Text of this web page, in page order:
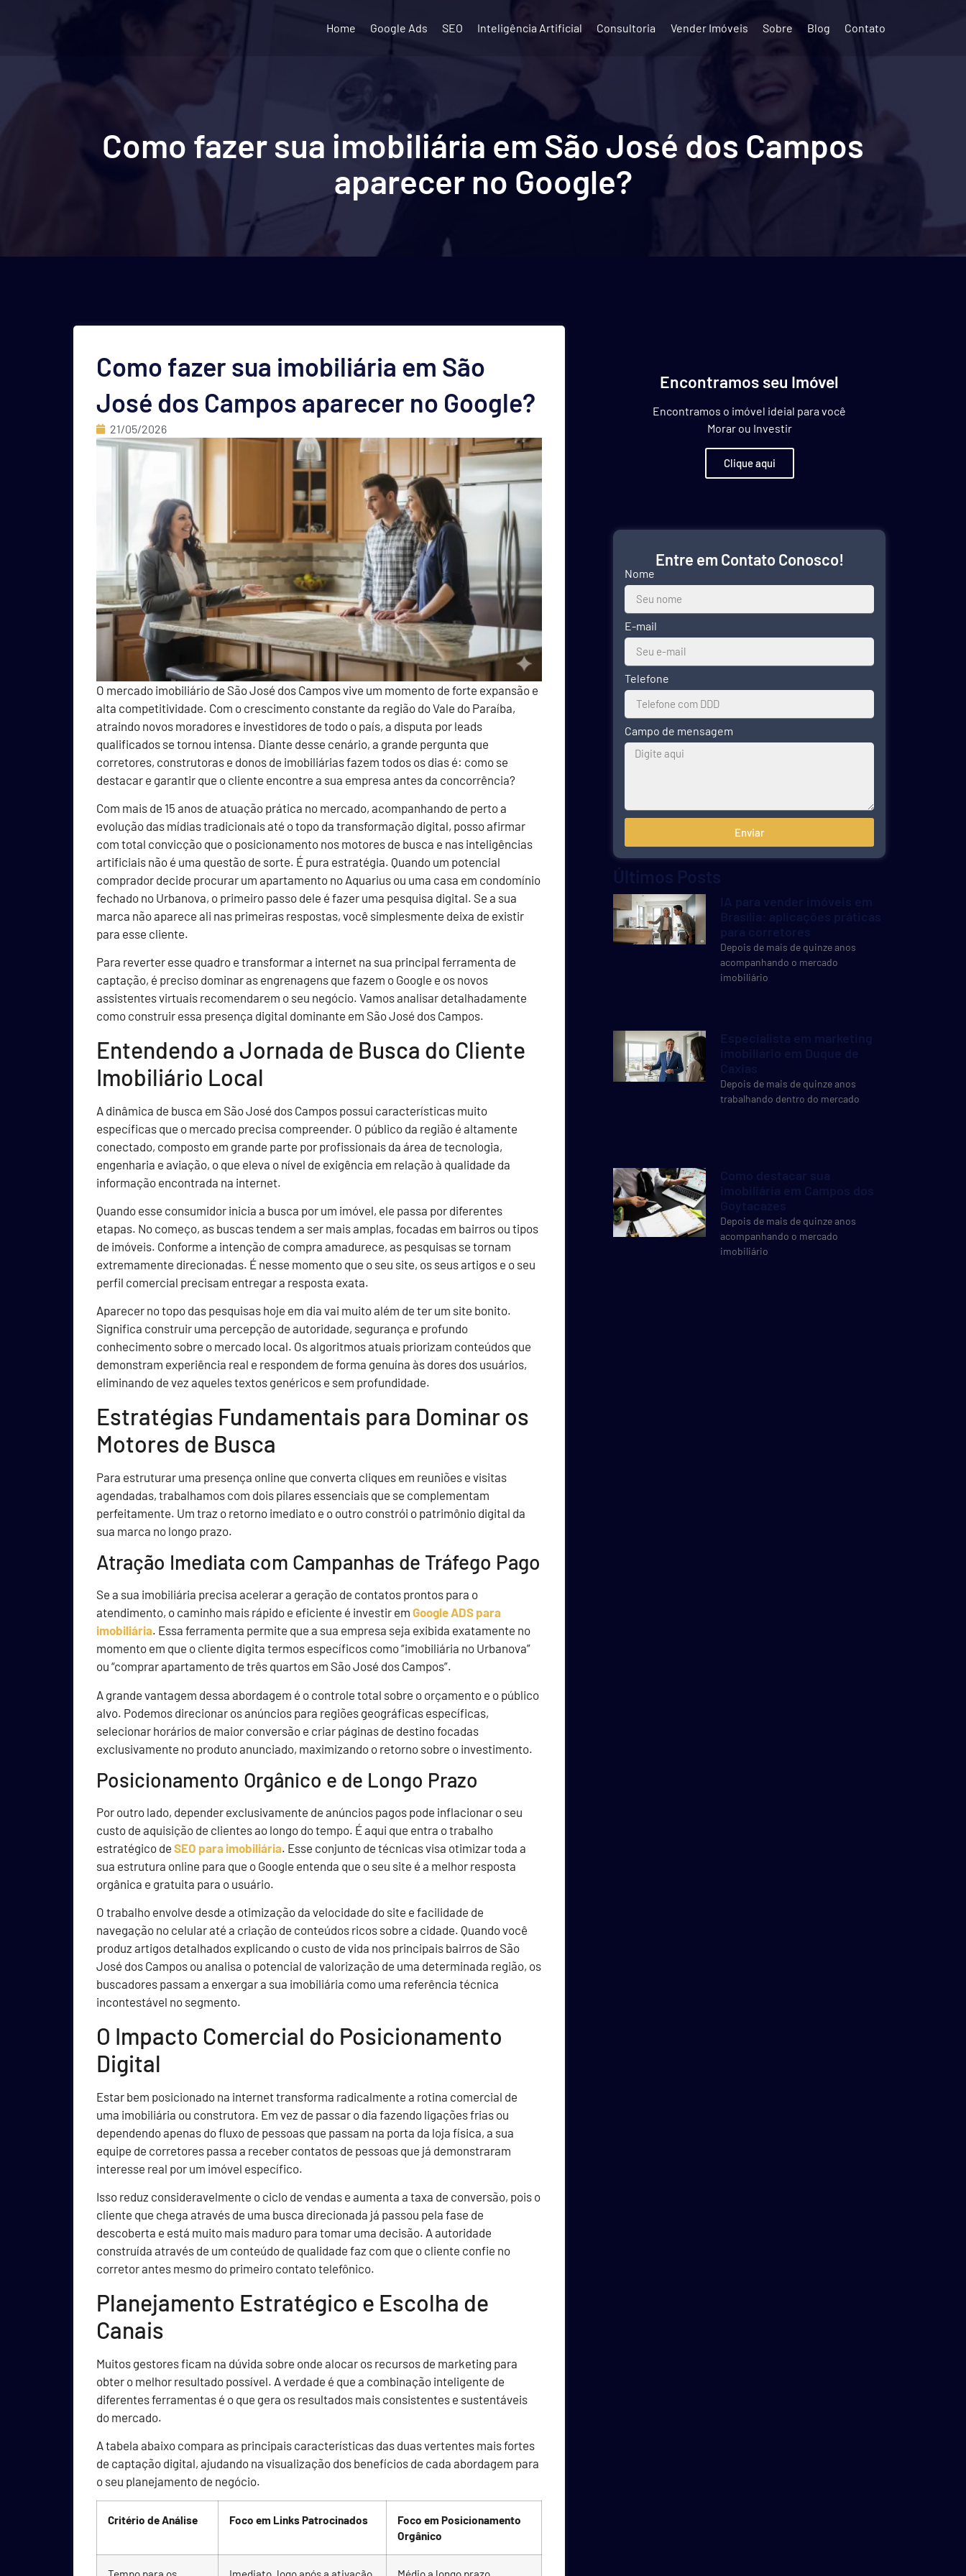
Home Google Ads SEO Inteligência Artificial Consultoria Vender Imóveis Sobre Blog Contato
Como fazer sua imobiliária em São José dos Campos
aparecer no Google?
Como fazer sua imobiliária em São
José dos Campos aparecer no Google?
21/05/2026
O mercado imobiliário de São José dos Campos vive um momento de forte expansão e
alta competitividade. Com o crescimento constante da região do Vale do Paraíba,
atraindo novos moradores e investidores de todo o país, a disputa por leads
qualificados se tornou intensa. Diante desse cenário, a grande pergunta que
corretores, construtoras e donos de imobiliárias fazem todos os dias é: como se
destacar e garantir que o cliente encontre a sua empresa antes da concorrência?
Com mais de 15 anos de atuação prática no mercado, acompanhando de perto a
evolução das mídias tradicionais até o topo da transformação digital, posso afirmar
com total convicção que o posicionamento nos motores de busca e nas inteligências
artificiais não é uma questão de sorte. É pura estratégia. Quando um potencial
comprador decide procurar um apartamento no Aquarius ou uma casa em condomínio
fechado no Urbanova, o primeiro passo dele é fazer uma pesquisa digital. Se a sua
marca não aparece ali nas primeiras respostas, você simplesmente deixa de existir
para esse cliente.
Para reverter esse quadro e transformar a internet na sua principal ferramenta de
captação, é preciso dominar as engrenagens que fazem o Google e os novos
assistentes virtuais recomendarem o seu negócio. Vamos analisar detalhadamente
como construir essa presença digital dominante em São José dos Campos.
Entendendo a Jornada de Busca do Cliente
Imobiliário Local
A dinâmica de busca em São José dos Campos possui características muito
específicas que o mercado precisa compreender. O público da região é altamente
conectado, composto em grande parte por profissionais da área de tecnologia,
engenharia e aviação, o que eleva o nível de exigência em relação à qualidade da
informação encontrada na internet.
Quando esse consumidor inicia a busca por um imóvel, ele passa por diferentes
etapas. No começo, as buscas tendem a ser mais amplas, focadas em bairros ou tipos
de imóveis. Conforme a intenção de compra amadurece, as pesquisas se tornam
extremamente direcionadas. É nesse momento que o seu site, os seus artigos e o seu
perfil comercial precisam entregar a resposta exata.
Aparecer no topo das pesquisas hoje em dia vai muito além de ter um site bonito.
Significa construir uma percepção de autoridade, segurança e profundo
conhecimento sobre o mercado local. Os algoritmos atuais priorizam conteúdos que
demonstram experiência real e respondem de forma genuína às dores dos usuários,
eliminando de vez aqueles textos genéricos e sem profundidade.
Estratégias Fundamentais para Dominar os
Motores de Busca
Para estruturar uma presença online que converta cliques em reuniões e visitas
agendadas, trabalhamos com dois pilares essenciais que se complementam
perfeitamente. Um traz o retorno imediato e o outro constrói o patrimônio digital da
sua marca no longo prazo.
Atração Imediata com Campanhas de Tráfego Pago
Se a sua imobiliária precisa acelerar a geração de contatos prontos para o
atendimento, o caminho mais rápido e eficiente é investir em Google ADS para
imobiliária. Essa ferramenta permite que a sua empresa seja exibida exatamente no
momento em que o cliente digita termos específicos como “imobiliária no Urbanova”
ou “comprar apartamento de três quartos em São José dos Campos”.
A grande vantagem dessa abordagem é o controle total sobre o orçamento e o público
alvo. Podemos direcionar os anúncios para regiões geográficas específicas,
selecionar horários de maior conversão e criar páginas de destino focadas
exclusivamente no produto anunciado, maximizando o retorno sobre o investimento.
Posicionamento Orgânico e de Longo Prazo
Por outro lado, depender exclusivamente de anúncios pagos pode inflacionar o seu
custo de aquisição de clientes ao longo do tempo. É aqui que entra o trabalho
estratégico de SEO para imobiliária. Esse conjunto de técnicas visa otimizar toda a
sua estrutura online para que o Google entenda que o seu site é a melhor resposta
orgânica e gratuita para o usuário.
O trabalho envolve desde a otimização da velocidade do site e facilidade de
navegação no celular até a criação de conteúdos ricos sobre a cidade. Quando você
produz artigos detalhados explicando o custo de vida nos principais bairros de São
José dos Campos ou analisa o potencial de valorização de uma determinada região, os
buscadores passam a enxergar a sua imobiliária como uma referência técnica
incontestável no segmento.
O Impacto Comercial do Posicionamento
Digital
Estar bem posicionado na internet transforma radicalmente a rotina comercial de
uma imobiliária ou construtora. Em vez de passar o dia fazendo ligações frias ou
dependendo apenas do fluxo de pessoas que passam na porta da loja física, a sua
equipe de corretores passa a receber contatos de pessoas que já demonstraram
interesse real por um imóvel específico.
Isso reduz consideravelmente o ciclo de vendas e aumenta a taxa de conversão, pois o
cliente que chega através de uma busca direcionada já passou pela fase de
descoberta e está muito mais maduro para tomar uma decisão. A autoridade
construída através de um conteúdo de qualidade faz com que o cliente confie no
corretor antes mesmo do primeiro contato telefônico.
Planejamento Estratégico e Escolha de
Canais
Muitos gestores ficam na dúvida sobre onde alocar os recursos de marketing para
obter o melhor resultado possível. A verdade é que a combinação inteligente de
diferentes ferramentas é o que gera os resultados mais consistentes e sustentáveis
do mercado.
A tabela abaixo compara as principais características das duas vertentes mais fortes
de captação digital, ajudando na visualização dos benefícios de cada abordagem para
o seu planejamento de negócio.
Critério de Análise Foco em Links Patrocinados
Foco em Posicionamento
Orgânico
Encontramos seu Imóvel
Encontramos o imóvel ideial para você
Morar ou Investir
Clique aqui
Entre em Contato Conosco!
Nome
E-mail
Telefone
Campo de mensagem
Enviar
Últimos Posts
IA para vender imóveis em
Brasília: aplicações práticas
para corretores
Depois de mais de quinze anos
acompanhando o mercado
imobiliário
Especialista em marketing
imobiliário em Duque de
Caxias
Depois de mais de quinze anos
trabalhando dentro do mercado
Como destacar sua
imobiliária em Campos dos
Goytacazes
Depois de mais de quinze anos
acompanhando o mercado
imobiliário